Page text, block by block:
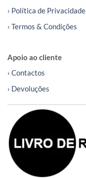
› Política de Privacidade
› Termos & Condições
Apoio ao cliente
› Contactos
› Devoluções